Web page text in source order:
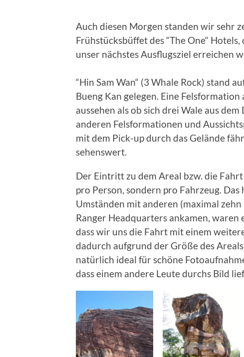
Auch diesen Morgen standen wir sehr
Frühstücksbüffet des “The One“
unser nächstes Ausflugsziel erreichen
“Hin Sam Wan“ (3 Whale Rock) stand
Bueng Kan gelegen. Eine
aussehen als ob sich drei Wale aus
anderen Felsformationen und
mit dem Pick-up durch das Gelände
sehenswert.
Der Eintritt zu dem Areal bzw. die
pro Person, sondern pro Fahrzeug.
Umständen mit anderen (maximal
Ranger Headquarters ankamen,
dass wir uns die Fahrt mit einem
dadurch aufgrund der Größe des
natürlich ideal für schöne
dass einem andere Leute durchs Bild